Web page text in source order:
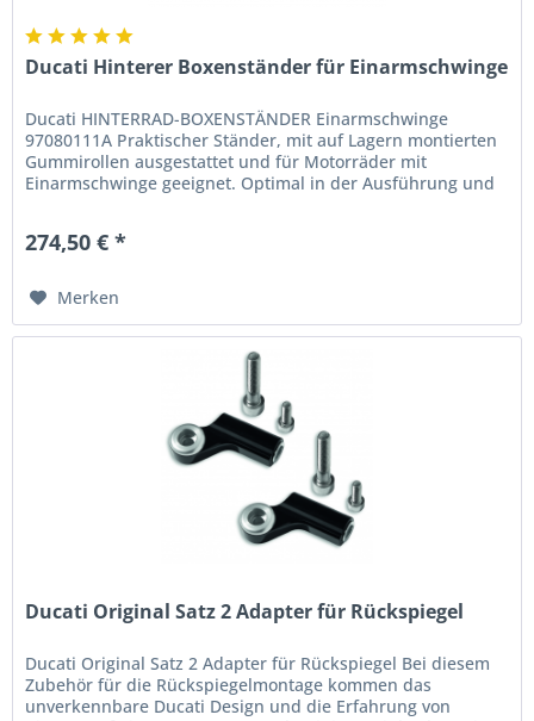
Ducati Hinterer Boxenständer für Einarmschwinge
Ducati HINTERRAD-BOXENSTÄNDER Einarmschwinge
97080111A Praktischer Ständer, mit auf Lagern montierten
Gummirollen ausgestattet und für Motorräder mit
Einarmschwinge geeignet. Optimal in der Ausführung und
274,50 € *
Merken
Ducati Original Satz 2 Adapter für Rückspiegel
Ducati Original Satz 2 Adapter für Rückspiegel Bei diesem
Zubehör für die Rückspiegelmontage kommen das
unverkennbare Ducati Design und die Erfahrung von